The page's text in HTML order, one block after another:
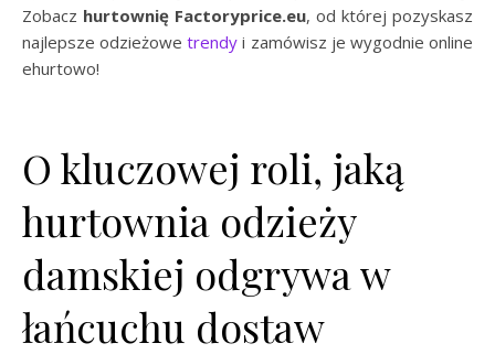
Zobacz hurtownię Factoryprice.eu, od której pozyskasz
najlepsze odzieżowetrendy i zamówisz je wygodnie online
ehurtowo!
O kluczowej roli, jaką
hurtownia odzieży
damskiej odgrywa w
łańcuchu dostaw